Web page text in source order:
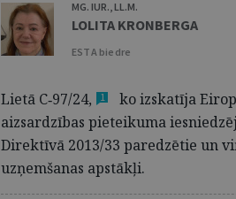
MG. IUR., LL.M.
LOLITA KRONBERGA
ESTA biedre
Lietā C‑97/24, 1
ko izskatīja
aizsardzības pieteikuma
Direktīvā 2013/33 paredzētie un
uzņemšanas apstākļi.